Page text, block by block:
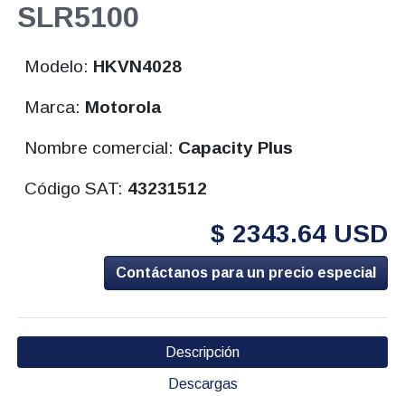
SLR5100
Modelo: HKVN4028
Marca: Motorola
Nombre comercial: Capacity Plus
Código SAT: 43231512
$ 2343.64 USD
Contáctanos para un precio especial
Descripción
Descargas